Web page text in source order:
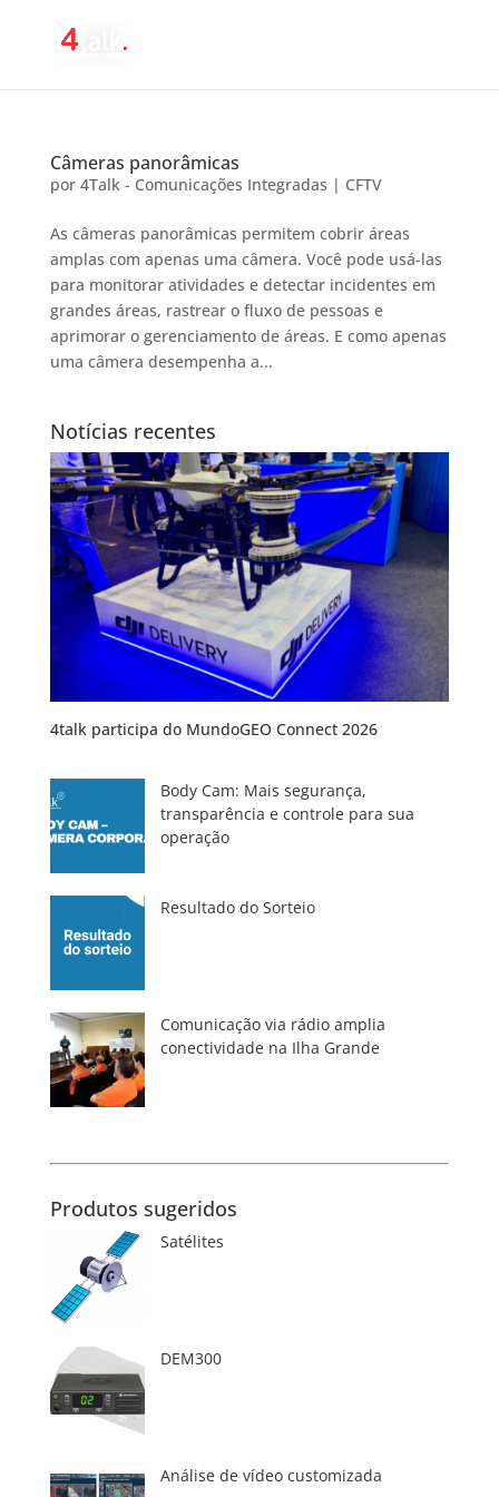
Câmeras panorâmicas
por 4Talk - Comunicações Integradas | CFTV
As câmeras panorâmicas permitem cobrir áreas
amplas com apenas uma câmera. Você pode usá-las
para monitorar atividades e detectar incidentes em
grandes áreas, rastrear o fluxo de pessoas e
aprimorar o gerenciamento de áreas. E como apenas
uma câmera desempenha a...
Notícias recentes
4talk participa do MundoGEO Connect 2026
Body Cam: Mais segurança,
transparência e controle para sua
operação
Resultado do Sorteio
Comunicação via rádio amplia
conectividade na Ilha Grande
Produtos sugeridos
Satélites
DEM300
Análise de vídeo customizada